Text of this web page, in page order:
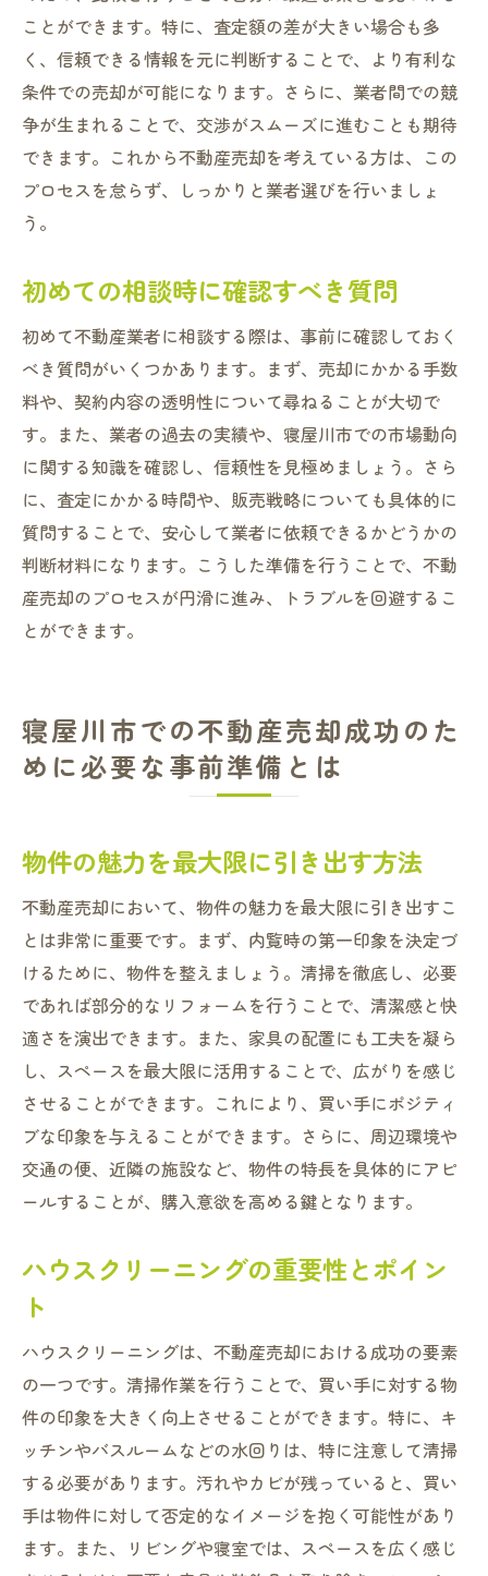
ことができます。特に、査定額の差が大きい場合も多
く、信頼できる情報を元に判断することで、より有利な
条件での売却が可能になります。さらに、業者間での競
争が生まれることで、交渉がスムーズに進むことも期待
できます。これから不動産売却を考えている方は、この
プロセスを怠らず、しっかりと業者選びを行いましょ
う。
初めての相談時に確認すべき質問
初めて不動産業者に相談する際は、事前に確認しておく
べき質問がいくつかあります。まず、売却にかかる手数
料や、契約内容の透明性について尋ねることが大切で
す。また、業者の過去の実績や、寝屋川市での市場動向
に関する知識を確認し、信頼性を見極めましょう。さら
に、査定にかかる時間や、販売戦略についても具体的に
質問することで、安心して業者に依頼できるかどうかの
判断材料になります。こうした準備を行うことで、不動
産売却のプロセスが円滑に進み、トラブルを回避するこ
とができます。
寝屋川市での不動産売却成功のた
めに必要な事前準備とは
物件の魅力を最大限に引き出す方法
不動産売却において、物件の魅力を最大限に引き出すこ
とは非常に重要です。まず、内覧時の第一印象を決定づ
けるために、物件を整えましょう。清掃を徹底し、必要
であれば部分的なリフォームを行うことで、清潔感と快
適さを演出できます。また、家具の配置にも工夫を凝ら
し、スペースを最大限に活用することで、広がりを感じ
させることができます。これにより、買い手にポジティ
ブな印象を与えることができます。さらに、周辺環境や
交通の便、近隣の施設など、物件の特長を具体的にアピ
ールすることが、購入意欲を高める鍵となります。
ハウスクリーニングの重要性とポイン
ト
ハウスクリーニングは、不動産売却における成功の要素
の一つです。清掃作業を行うことで、買い手に対する物
件の印象を大きく向上させることができます。特に、キ
ッチンやバスルームなどの水回りは、特に注意して清掃
する必要があります。汚れやカビが残っていると、買い
手は物件に対して否定的なイメージを抱く可能性があり
ます。また、リビングや寝室では、スペースを広く感じ